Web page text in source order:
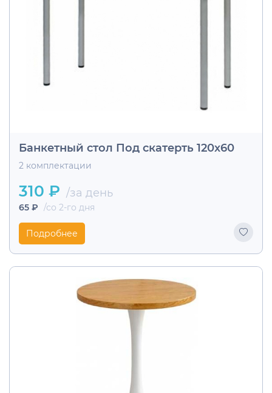
Банкетный стол Под скатерть 120х60
2 комплектации
310 ₽ /за день
65 ₽ /со 2-го дня
Подробнее